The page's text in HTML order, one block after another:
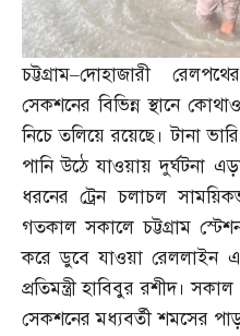
চট্টগ্রাম–দোহাজারী
সেকশনের বিভিন্ন স্থানে
নিচে তলিয়ে রয়েছে। টানা
পানি উঠে যাওয়ায় দুর্ঘটনা
ধরনের ট্রেন চলাচল
গতকাল সকালে চট্টগ্রাম
করে ডুবে যাওয়া রেললাইন
প্রতিমন্ত্রী হাবিবুর রশীদ।
সেকশনের মধ্যবর্তী শমসের